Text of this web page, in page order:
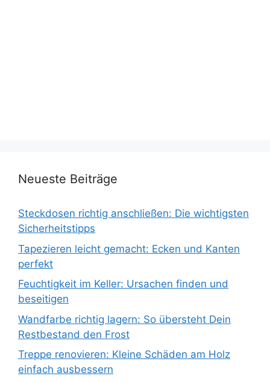
Neueste Beiträge
Steckdosen richtig anschließen: Die wichtigsten
Sicherheitstipps
Tapezieren leicht gemacht: Ecken und Kanten
perfekt
Feuchtigkeit im Keller: Ursachen finden und
beseitigen
Wandfarbe richtig lagern: So übersteht Dein
Restbestand den Frost
Treppe renovieren: Kleine Schäden am Holz
einfach ausbessern